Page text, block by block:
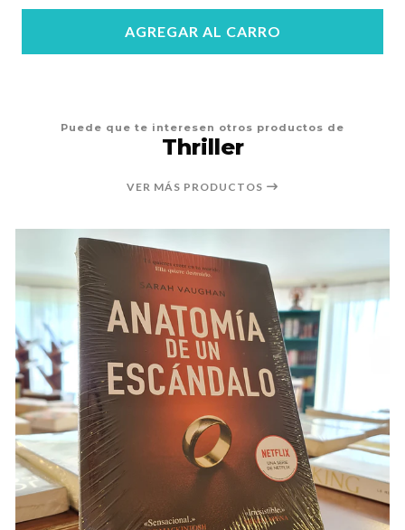
AGREGAR AL CARRO
Puede que te interesen otros productos de
Thriller
VER MÁS PRODUCTOS